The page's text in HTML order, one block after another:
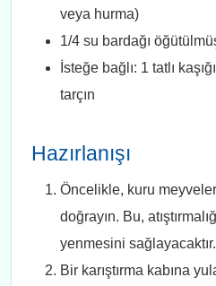
veya hurma)
1/4 su bardağı
İsteğe bağlı: 1 tatlı
tarçın
Hazırlanışı
Öncelikle, kuru
doğrayın. Bu,
yenmesini sağlayacaktır.
Bir karıştırma kabına